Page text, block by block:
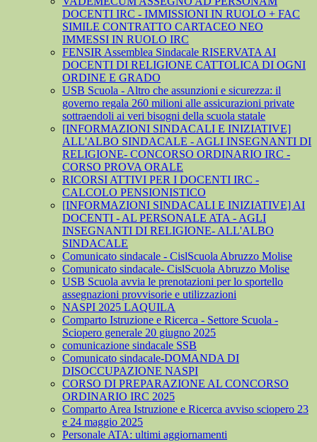
DOCENTI IRC - IMMISSIONI IN RUOLO + FAC
SIMILE CONTRATTO CARTACEO NEO
IMMESSI IN RUOLO IRC
FENSIR Assemblea Sindacale RISERVATA AI
DOCENTI DI RELIGIONE CATTOLICA DI OGNI
ORDINE E GRADO
USB Scuola - Altro che assunzioni e sicurezza: il
governo regala 260 milioni alle assicurazioni private
sottraendoli ai veri bisogni della scuola statale
[INFORMAZIONI SINDACALI E INIZIATIVE]
ALL'ALBO SINDACALE - AGLI INSEGNANTI DI
RELIGIONE- CONCORSO ORDINARIO IRC -
CORSO PROVA ORALE
RICORSI ATTIVI PER I DOCENTI IRC -
CALCOLO PENSIONISTICO
[INFORMAZIONI SINDACALI E INIZIATIVE] AI
DOCENTI - AL PERSONALE ATA - AGLI
INSEGNANTI DI RELIGIONE- ALL'ALBO
SINDACALE
Comunicato sindacale - CislScuola Abruzzo Molise
Comunicato sindacale- CislScuola Abruzzo Molise
USB Scuola avvia le prenotazioni per lo sportello
assegnazioni provvisorie e utilizzazioni
NASPI 2025 LAQUILA
Comparto Istruzione e Ricerca - Settore Scuola -
Sciopero generale 20 giugno 2025
comunicazione sindacale SSB
Comunicato sindacale-DOMANDA DI
DISOCCUPAZIONE NASPI
CORSO DI PREPARAZIONE AL CONCORSO
ORDINARIO IRC 2025
Comparto Area Istruzione e Ricerca avviso sciopero 23
e 24 maggio 2025
Personale ATA: ultimi aggiornamenti